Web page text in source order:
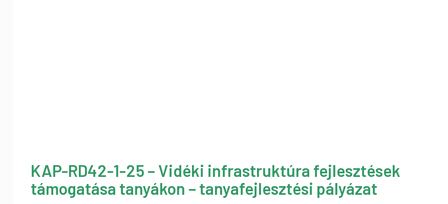
KAP-RD42-1-25 – Vidéki infrastruktúra fejlesztések
támogatása tanyákon – tanyafejlesztési pályázat